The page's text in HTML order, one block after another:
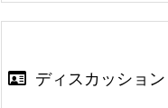
ディスカッション